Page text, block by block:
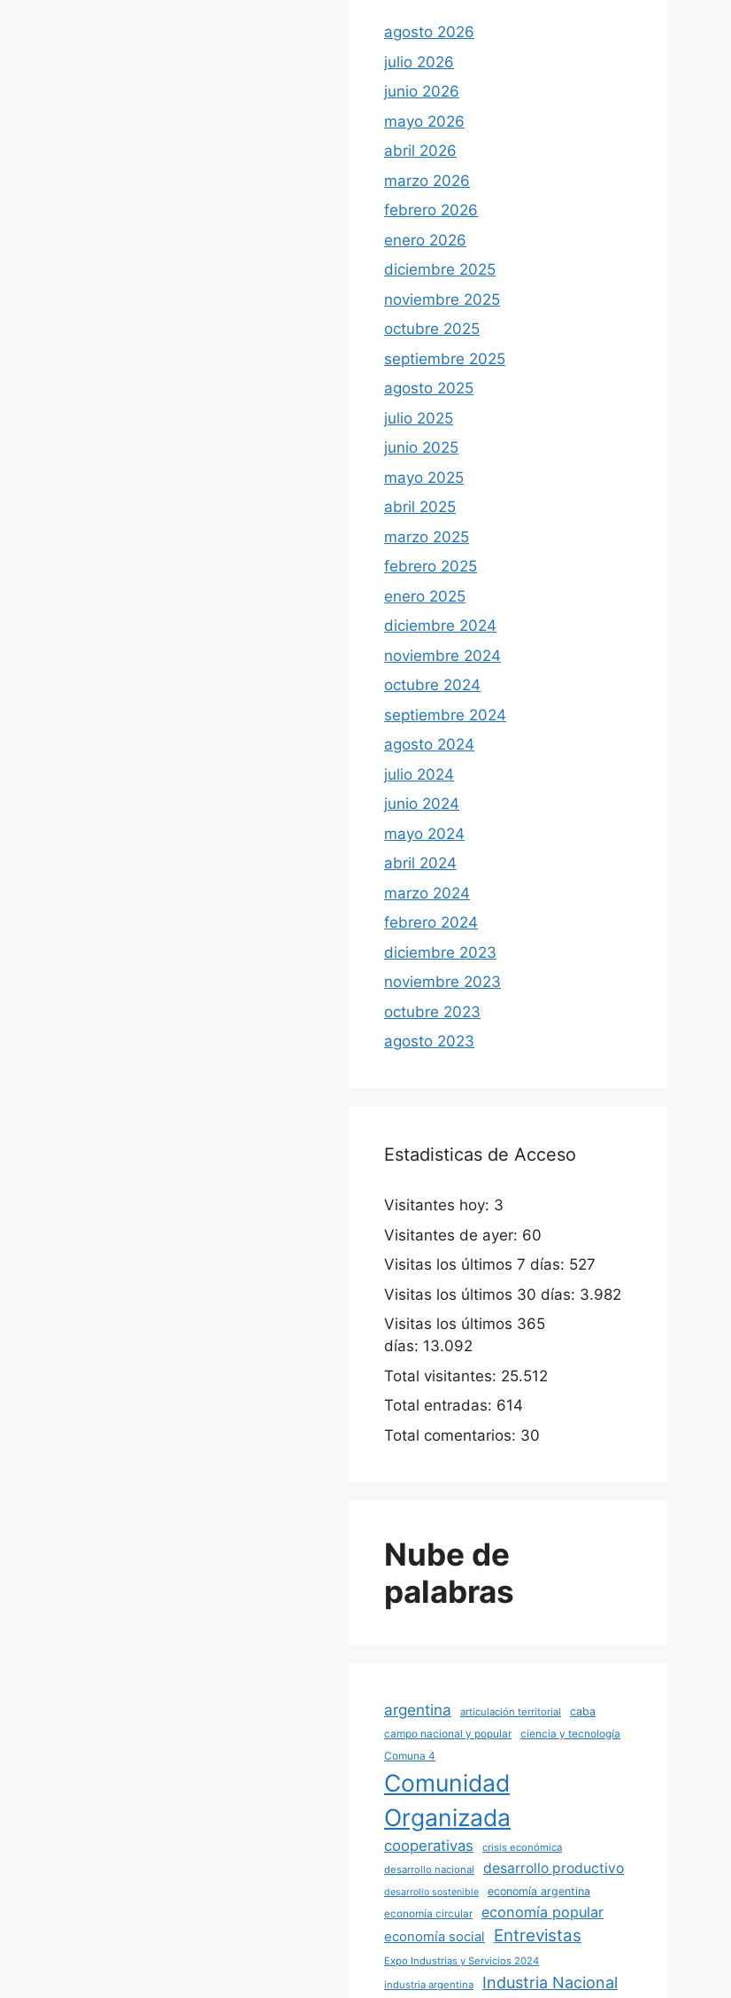
agosto 2026
julio 2026
junio 2026
mayo 2026
abril 2026
marzo 2026
febrero 2026
enero 2026
diciembre 2025
noviembre 2025
octubre 2025
septiembre 2025
agosto 2025
julio 2025
junio 2025
mayo 2025
abril 2025
marzo 2025
febrero 2025
enero 2025
diciembre 2024
noviembre 2024
octubre 2024
septiembre 2024
agosto 2024
julio 2024
junio 2024
mayo 2024
abril 2024
marzo 2024
febrero 2024
diciembre 2023
noviembre 2023
octubre 2023
agosto 2023
Estadisticas de Acceso
Visitantes hoy: 3
Visitantes de ayer: 60
Visitas los últimos 7 días: 527
Visitas los últimos 30 días: 3.982
Visitas los últimos 365
días: 13.092
Total visitantes: 25.512
Total entradas: 614
Total comentarios: 30
Nube de
palabras
argentina articulación territorial
caba
campo nacional y popular
ciencia y tecnología
Comuna 4
Comunidad
Organizada
cooperativas
crisis económica
desarrollo nacional
desarrollo productivo
desarrollo sostenible
economía argentina
economía circular
economía popular
economía social Entrevistas
Expo Industrias y Servicios 2024
industria argentina
Industria Nacional